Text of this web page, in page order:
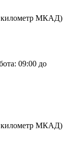
километр МКАД)
09:00 до
километр МКАД)